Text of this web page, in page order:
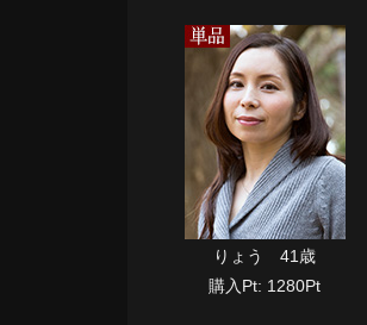
りょう 41歳
購入Pt: 1280Pt